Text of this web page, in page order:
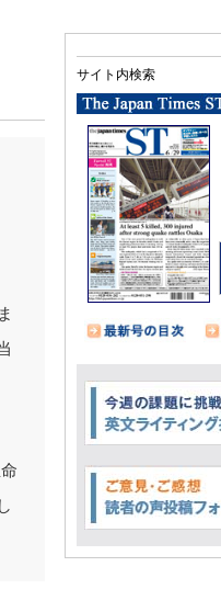
サイト内検索